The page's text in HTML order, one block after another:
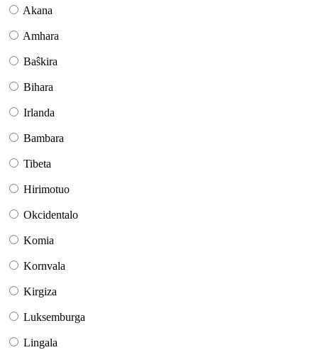
Akana
Amhara
Baŝkira
Bihara
Irlanda
Bambara
Tibeta
Hirimotuo
Okcidentalo
Komia
Kornvala
Kirgiza
Luksemburga
Lingala